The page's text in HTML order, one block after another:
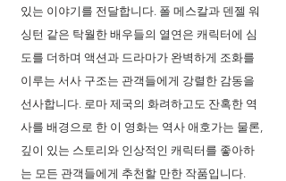
있는 이야기를 전달합니다. 폴 메스칼과 덴젤 워
싱턴 같은 탁월한 배우들의 열연은 캐릭터에 심
도를 더하며 액션과 드라마가 완벽하게 조화를
이루는 서사 구조는 관객들에게 강렬한 감동을
선사합니다. 로마 제국의 화려하고도 잔혹한 역
사를 배경으로 한 이 영화는 역사 애호가는 물론,
깊이 있는 스토리와 인상적인 캐릭터를 좋아하
는 모든 관객들에게 추천할 만한 작품입니다.